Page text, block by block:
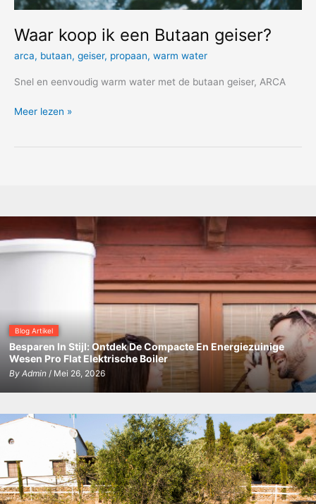
Waar koop ik een Butaan geiser?
arca, butaan, geiser, propaan, warm water
Snel en eenvoudig warm water met de butaan geiser, ARCA
Waar
Meer lezen »
Blog Artikel
Besparen In Stijl: Ontdek De Compacte En Energiezuinige
Wesen Pro Flat Elektrische Boiler
By Admin/ Mei 26, 2026